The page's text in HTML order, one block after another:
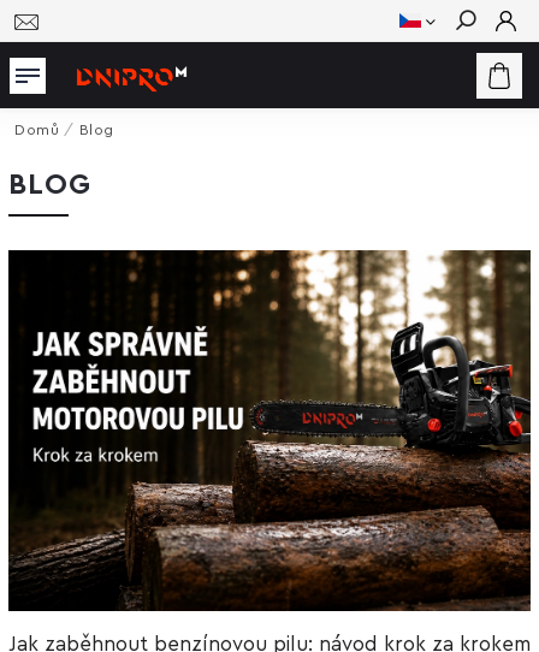
Hledat
Domů / Blog
BLOG
Jak zaběhnout benzínovou pilu: návod krok za krokem